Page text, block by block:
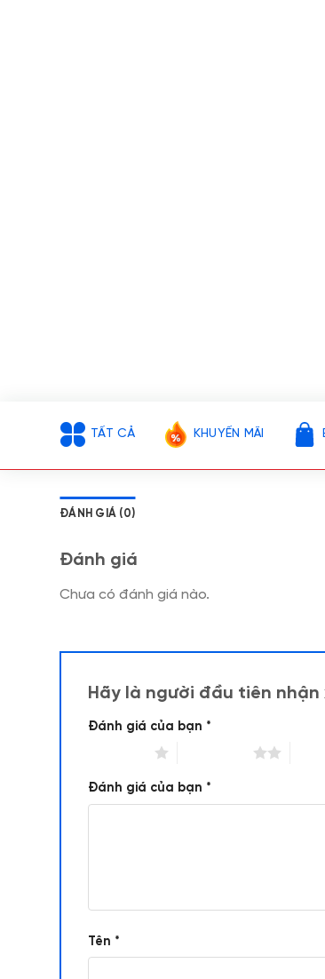
TẤT CẢ KHUYẾN MÃI
ĐÁNH GIÁ (0)
Đánh giá
Chưa có đánh giá nào.
Hãy là người đầu tiên nhận
Đánh giá của bạn *
Đánh giá của bạn *
Tên *